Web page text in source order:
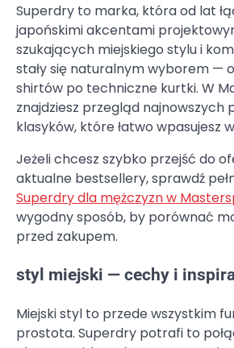
Superdry to marka, która od lat
japońskimi akcentami
szukających miejskiego stylu i
stały się naturalnym wyborem —
shirtów po techniczne kurtki. W
znajdziesz przegląd najnowszych
klasyków, które łatwo wpasujesz
Jeżeli chcesz szybko przejść do
aktualne bestsellery, sprawdź
Superdry dla mężczyzn w
wygodny sposób, by porównać
przed zakupem.
styl miejski — cechy i
Miejski styl to przede wszystkim
prostota. Superdry potrafi to